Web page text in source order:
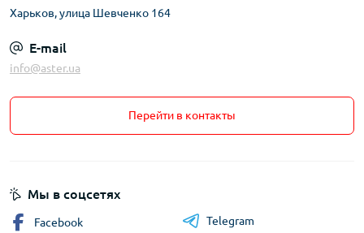
Харьков, улица Шевченко 164
E-mail
info@aster.ua
Перейти в контакты
Мы в соцсетях
Facebook
Telegram